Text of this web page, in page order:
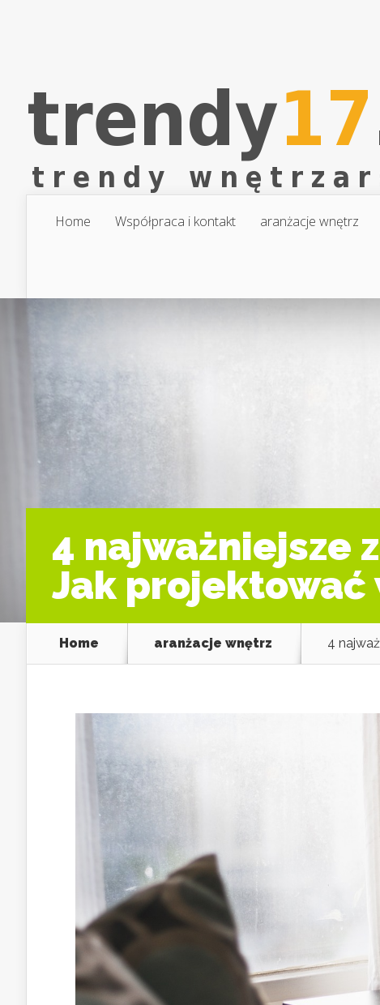
Home Współpraca i kontakt aranżacje wnętrz
4 najważniejsze
Jak projektować
Home aranżacje wnętrz 4